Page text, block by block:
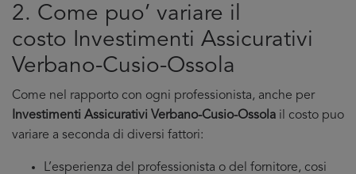
2. Come puo’ variare il
costo Investimenti Assicurativi
Verbano-Cusio-Ossola
Come nel rapporto con ogni professionista, anche per
Investimenti Assicurativi Verbano-Cusio-Ossola il costo puo
variare a seconda di diversi fattori:
L’esperienza del professionista o del fornitore, cosi